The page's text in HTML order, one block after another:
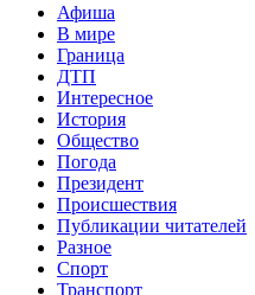
Афиша
В мире
Граница
ДТП
Интересное
История
Общество
Погода
Президент
Происшествия
Публикации читателей
Разное
Спорт
Транспорт